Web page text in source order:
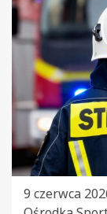
9 czerwca